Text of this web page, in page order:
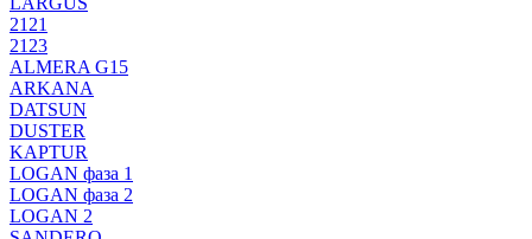
2121
2123
ALMERA G15
ARKANA
DATSUN
DUSTER
KAPTUR
LOGAN фаза 1
LOGAN фаза 2
LOGAN 2